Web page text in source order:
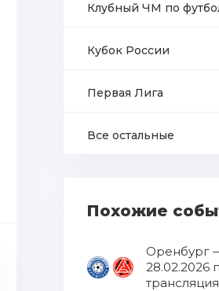
Клубный ЧМ по
Кубок России
Первая Лига
Все остальные
Похожие
Оренбург
28.02.2026
трансляция